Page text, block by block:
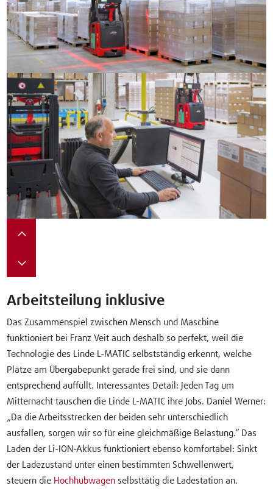
Arbeitsteilung inklusive
Das Zusammenspiel zwischen Mensch und Maschine
funktioniert bei Franz Veit auch deshalb so perfekt, weil die
Technologie des Linde L-MATIC selbstständig erkennt, welche
Plätze am Übergabepunkt gerade frei sind, und sie dann
entsprechend auffüllt. Interessantes Detail: Jeden Tag um
Mitternacht tauschen die Linde L-MATIC ihre Jobs. Daniel Werner:
„Da die Arbeitsstrecken der beiden sehr unterschiedlich
ausfallen, sorgen wir so für eine gleichmäßige Belastung.“ Das
Laden der Li-ION-Akkus funktioniert ebenso komfortabel: Sinkt
der Ladezustand unter einen bestimmten Schwellenwert,
steuern die Hochhubwagen selbsttätig die Ladestation an.